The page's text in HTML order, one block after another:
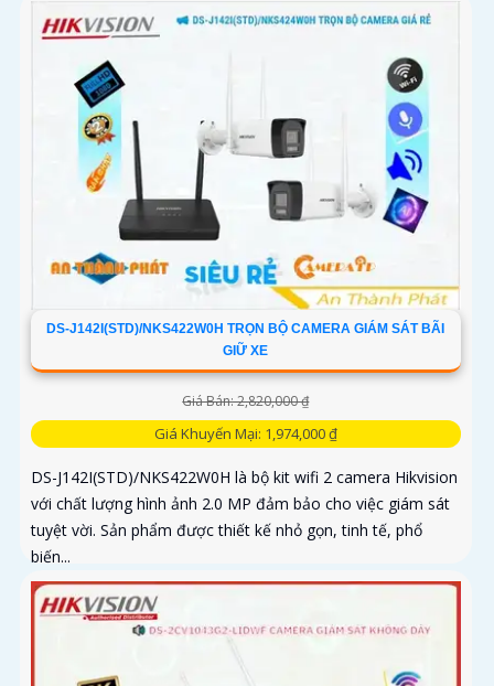
DS-J142I(STD)/NKS422W0H TRỌN BỘ CAMERA GIÁM SÁT BÃI
GIỮ XE
Giá Bán: 2,820,000 ₫
Giá Khuyến Mại: 1,974,000 ₫
DS-J142I(STD)/NKS422W0H là bộ kit wifi 2 camera Hikvision
với chất lượng hình ảnh 2.0 MP đảm bảo cho việc giám sát
tuyệt vời. Sản phẩm được thiết kế nhỏ gọn, tinh tế, phổ
biến...